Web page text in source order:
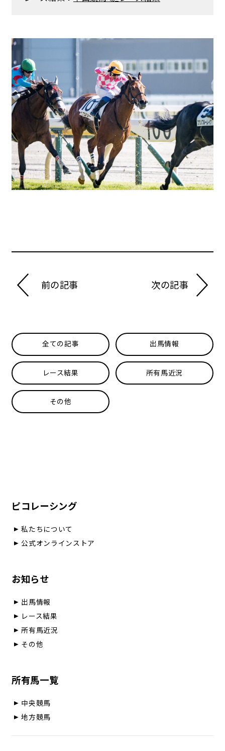
前の記事 次の記事
全ての記事 出馬情報
レース結果 所有馬近況
その他
ピコレーシング
私たちについて
公式オンラインストア
お知らせ
出馬情報
レース結果
所有馬近況
その他
所有馬一覧
中央競馬
地方競馬